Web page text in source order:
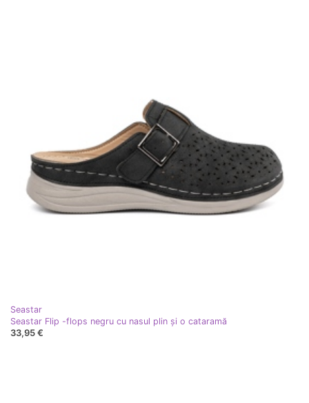
Seastar
Seastar Flip -flops negru cu nasul plin și o cataramă
33,95 €